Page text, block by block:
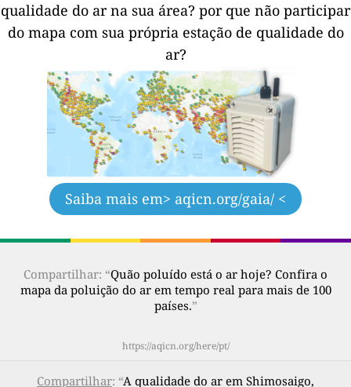
qualidade do ar na sua área? por que não participar
do mapa com sua própria estação de qualidade do
ar?
Saiba mais em> aqicn.org/gaia/ <
Compartilhar: “Quão poluído está o ar hoje? Confira o
mapa da poluição do ar em tempo real para mais de 100
países.”
https://aqicn.org/here/pt/
Compartilhar: “A qualidade do ar em Shimosaigo,